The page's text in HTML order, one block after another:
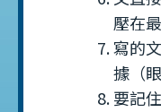
壓在
寫的
據（
要記